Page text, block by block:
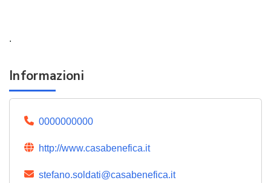
.
Informazioni
0000000000
http://www.casabenefica.it
stefano.soldati@casabenefica.it